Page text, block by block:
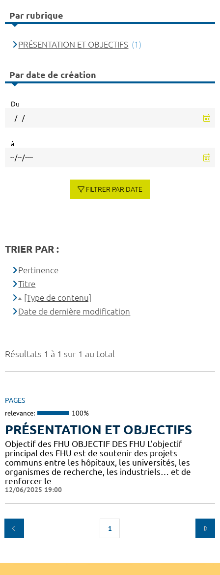
Résultats 1 à 1 sur 1 au total
PAGES
relevance: 100%
PRÉSENTATION ET OBJECTIFS
Objectif des FHU OBJECTIF DES FHU L’objectif
principal des FHU est de soutenir des projets
communs entre les hôpitaux, les universités, les
organismes de recherche, les industriels… et de
renforcer le
12/06/2025 19:00
1
Par rubrique
PRÉSENTATION ET OBJECTIFS (1)
Par date de création
Du
à
FILTRER PAR DATE
TRIER PAR :
Pertinence
Titre
[Type de contenu]
Date de dernière modification